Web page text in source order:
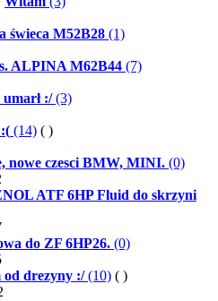
świeca M52B28 (1)
ALPINA M62B44 (7)
:/(3)
(14) ( )
nowe czesci BMW, MINI. (0)
ATF 6HP Fluid do skrzyni
do ZF 6HP26. (0)
od drezyny :/(10) ( )